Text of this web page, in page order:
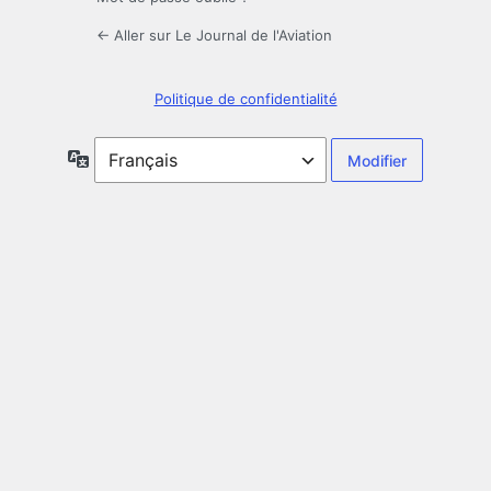
← Aller sur Le Journal de l'Aviation
Politique de confidentialité
Langue